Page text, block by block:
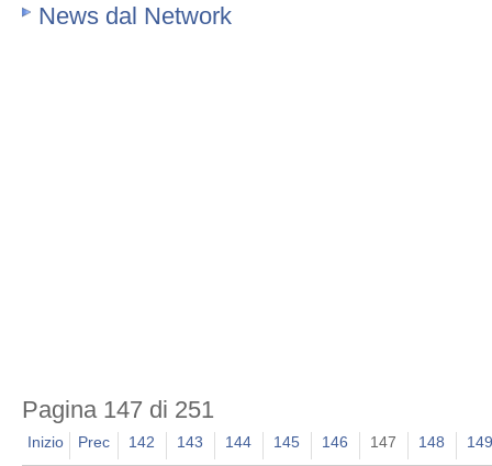
News dal Network
Pagina 147 di 251
Inizio Prec 142 143 144 145 146 147 148